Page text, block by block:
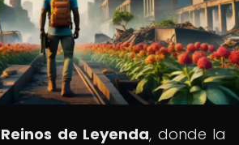
Reinos de Leyenda, donde la